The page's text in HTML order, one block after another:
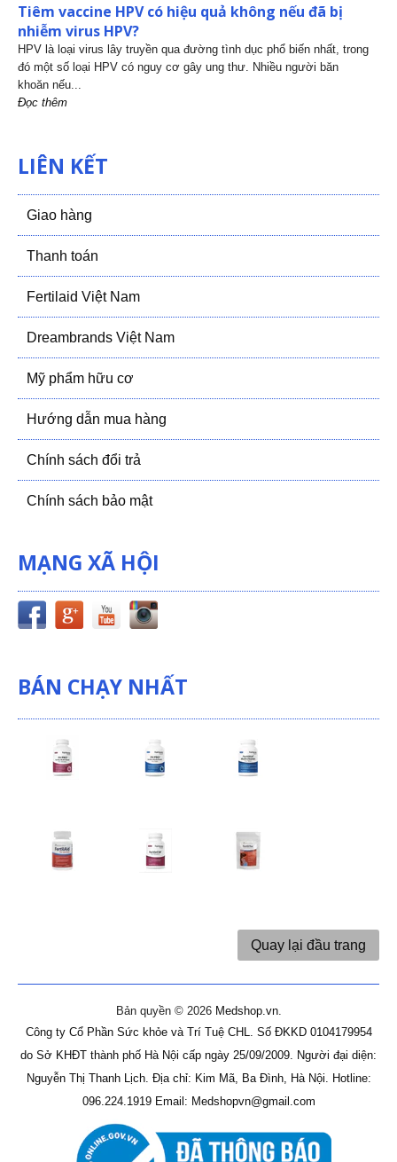
Tiêm vaccine HPV có hiệu quả không nếu đã bị
nhiễm virus HPV?
HPV là loại virus lây truyền qua đường tình dục phổ biến nhất, trong
đó một số loại HPV có nguy cơ gây ung thư. Nhiều người băn
khoăn nếu...
Đọc thêm
LIÊN KẾT
Giao hàng
Thanh toán
Fertilaid Việt Nam
Dreambrands Việt Nam
Mỹ phẩm hữu cơ
Hướng dẫn mua hàng
Chính sách đổi trả
Chính sách bảo mật
MẠNG XÃ HỘI
BÁN CHẠY NHẤT
Quay lại đầu trang
Bản quyền © 2026 Medshop.vn.
Công ty Cổ Phần Sức khỏe và Trí Tuệ CHL. Số ĐKKD 0104179954
do Sở KHĐT thành phố Hà Nội cấp ngày 25/09/2009. Người đại diện:
Nguyễn Thị Thanh Lịch. Địa chỉ: Kim Mã, Ba Đình, Hà Nội. Hotline:
096.224.1919 Email: Medshopvn@gmail.com